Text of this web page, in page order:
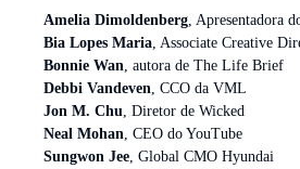
Amelia Dimoldenberg , Apresentadora
Bia Lopes Maria , Associate Creative
Bonnie Wan , autora de The Life Brief
Debbi Vandeven , CCO da VML
Jon M. Chu , Diretor de Wicked
Neal Mohan , CEO do YouTube
Sungwon Jee , Global CMO Hyundai